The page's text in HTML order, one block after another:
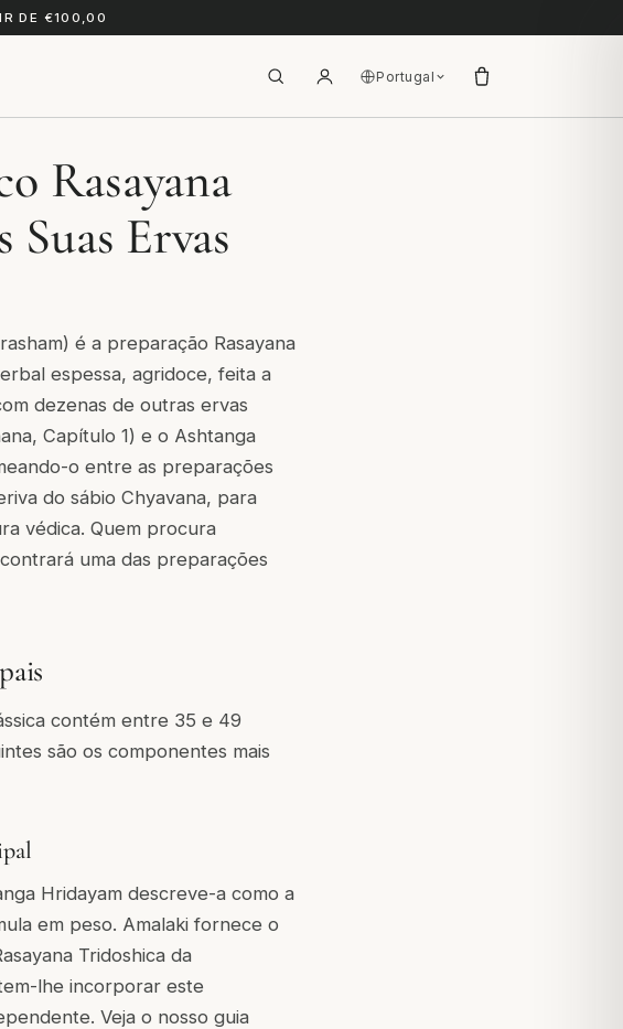
DE €100,00
Portugal
Rasayana
Suas Ervas
é a preparação Rasayana
espessa, agridoce, feita a
dezenas de outras ervas
Capítulo 1) e o Ashtanga
o entre as preparações
do sábio Chyavana, para
védica. Quem procura
uma das preparações
contém entre 35 e 49
são os componentes mais
Hridayam descreve-a como a
em peso. Amalaki fornece o
Tridoshica da
lhe incorporar este
Veja o nosso guia